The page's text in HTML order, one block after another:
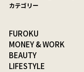
カテゴリー
FUROKU
MONEY & WORK
BEAUTY
LIFESTYLE